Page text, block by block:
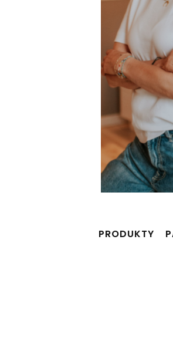
PRODUKTY